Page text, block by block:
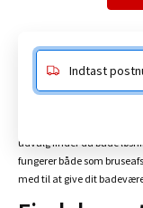
Hos BAUHAUS finder du
udvalg finder du både
fungerer både som
med til at give dit
Indtast